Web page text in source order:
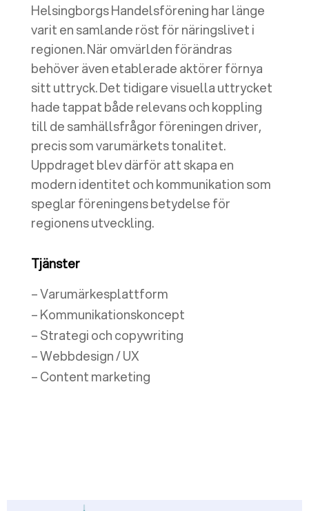
Helsingborgs Handelsförening har länge
varit en samlande röst för näringslivet i
regionen. När omvärlden förändras
behöver även etablerade aktörer förnya
sitt uttryck. Det tidigare visuella uttrycket
hade tappat både relevans och koppling
till de samhällsfrågor föreningen driver,
precis som varumärkets tonalitet.
Uppdraget blev därför att skapa en
modern identitet och kommunikation som
speglar föreningens betydelse för
regionens utveckling.
Tjänster
– Varumärkesplattform
– Kommunikationskoncept
– Strategi och copywriting
– Webbdesign / UX
– Content marketing